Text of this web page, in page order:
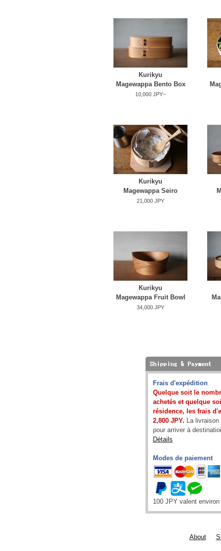
Kurikyu
Magewappa Bento Box
10,000 JPY~
Kurikyu
Magewappa Seiro
21,000 JPY
Kurikyu
Magewappa Fruit Bowl
34,000 JPY
Frais d'expédition
Quelque soit le
achetés et quelque
résidence, les frais
2,800 JPY. La
pour arriver à
Détails
Modes de paiement
100 JPY valent
About